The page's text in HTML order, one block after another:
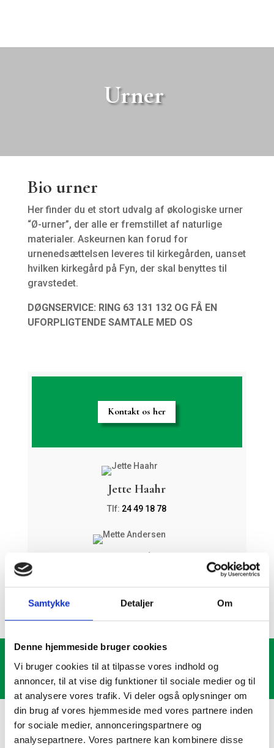
Samtykke Detaljer Om
Denne hjemmeside bruger cookies
Vi bruger cookies til at tilpasse vores indhold og
annoncer, til at vise dig funktioner til sociale medier og til
at analysere vores trafik. Vi deler også oplysninger om
din brug af vores hjemmeside med vores partnere inden
for sociale medier, annonceringspartnere og
analysepartnere. Vores partnere kan kombinere disse
Urner
Bio urner
Her finder du et stort udvalg af økologiske urner
“Ø-urner”, der alle er fremstillet af naturlige
materialer. Askeurnen kan forud for
urnenedsættelsen leveres til kirkegården, uanset
hvilken kirkegård på Fyn, der skal benyttes til
gravstedet.
DØGNSERVICE: RING 63 131 132 OG FÅ EN
UFORPLIGTENDE SAMTALE MED OS
Kontakt os her
Jette Haahr
Tlf: 24 49 18 78
Mette Andersen
Tlf:63 131 132
Kontakt os her